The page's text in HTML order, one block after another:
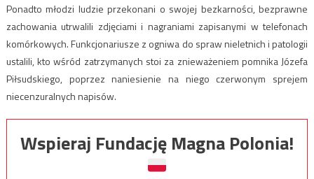
Ponadto młodzi ludzie przekonani o swojej bezkarności, bezprawne
zachowania utrwalili zdjęciami i nagraniami zapisanymi w telefonach
komórkowych. Funkcjonariusze z ogniwa do spraw nieletnich i patologii
ustalili, kto wśród zatrzymanych stoi za znieważeniem pomnika Józefa
Piłsudskiego, poprzez naniesienie na niego czerwonym sprejem
niecenzuralnych napisów.
Wspieraj Fundację Magna Polonia!